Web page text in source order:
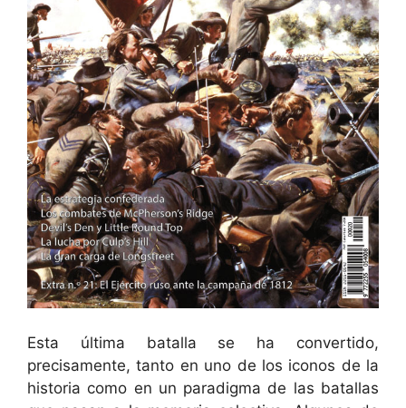
Esta última batalla se ha convertido,
precisamente, tanto en uno de los iconos de la
historia como en un paradigma de las batallas